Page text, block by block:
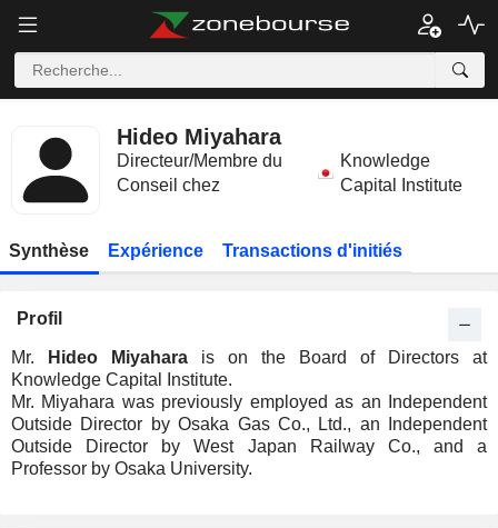
Hideo Miyahara
Directeur/Membre du
Conseil chez
Knowledge
Capital Institute
Synthèse Expérience Transactions d'initiés
Profil
Mr. Hideo Miyahara is on the Board of Directors at
Knowledge Capital Institute.
Mr. Miyahara was previously employed as an Independent
Outside Director by Osaka Gas Co., Ltd., an Independent
Outside Director by West Japan Railway Co., and a
Professor by Osaka University.